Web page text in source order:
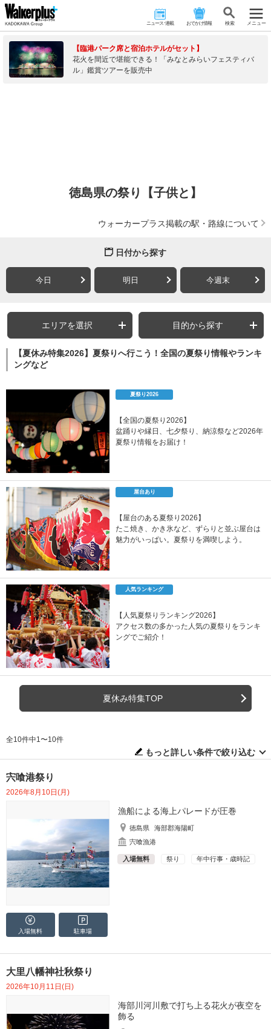
ニュース･連載 おでかけ情報 検 索 メニュー
【臨港パーク席と宿泊ホテルがセット】
花火を間近で堪能できる！「みなとみらいフェスティバ
ル」鑑賞ツアーを販売中
徳島県の祭り【子供と】
ウォーカープラス掲載の駅・路線について
日付から探す
今日 明日 今週末
エリアを選択 目的から探す
【夏休み特集2026】夏祭りへ行こう！全国の夏祭り情報やランキ
ングなど
夏祭り2026
【全国の夏祭り2026】
盆踊りや縁日、七夕祭り、納涼祭など2026年
夏祭り情報をお届け！
屋台あり
【屋台のある夏祭り2026】
たこ焼き、かき氷など、ずらりと並ぶ屋台は
魅力がいっぱい。夏祭りを満喫しよう。
人気ランキング
【人気夏祭りランキング2026】
アクセス数の多かった人気の夏祭りをランキ
ングでご紹介！
夏休み特集TOP
全10件中1〜10件
もっと詳しい条件で絞り込む
宍喰港祭り
2026年8月10日(月)
漁船による海上パレードが圧巻
徳島県
海部郡海陽町
宍喰漁港
入場無料 祭り 年中行事・歳時記
入場無料 駐車場
大里八幡神社秋祭り
2026年10月11日(日)
海部川河川敷で打ち上る花火が夜空を
飾る